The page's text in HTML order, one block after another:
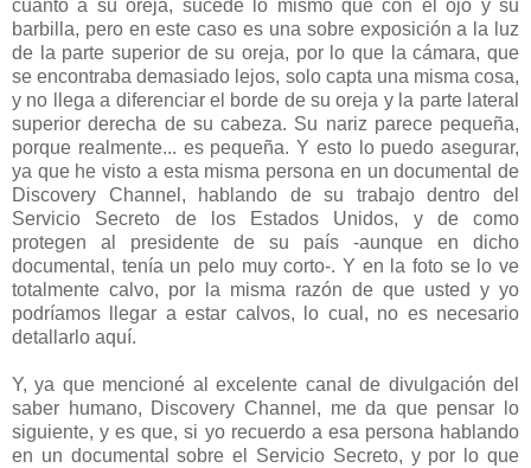
cuanto a su oreja, sucede lo mismo que con el ojo y su
barbilla, pero en este caso es una sobre exposición a la luz
de la parte superior de su oreja, por lo que la cámara, que
se encontraba demasiado lejos, solo capta una misma cosa,
y no llega a diferenciar el borde de su oreja y la parte lateral
superior derecha de su cabeza. Su nariz parece pequeña,
porque realmente... es pequeña. Y esto lo puedo asegurar,
ya que he visto a esta misma persona en un documental de
Discovery Channel, hablando de su trabajo dentro del
Servicio Secreto de los Estados Unidos, y de como
protegen al presidente de su país -aunque en dicho
documental, tenía un pelo muy corto-. Y en la foto se lo ve
totalmente calvo, por la misma razón de que usted y yo
podríamos llegar a estar calvos, lo cual, no es necesario
detallarlo aquí.
Y, ya que mencioné al excelente canal de divulgación del
saber humano, Discovery Channel, me da que pensar lo
siguiente, y es que, si yo recuerdo a esa persona hablando
en un documental sobre el Servicio Secreto, y por lo que